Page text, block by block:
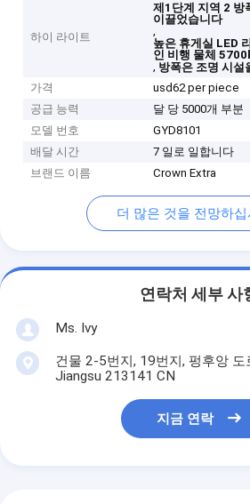
하이 라이트
제1단계 지역 2 방
이끌었습니다
,
높은 휴게실 LED
인 비행 물체
, 방폭은 조명 시설
가격
usd62 per piece
공급 능력
달 당 5000개 부분
모델 번호
GYD8101
배달 시간
7 일로 일합니다
브랜드 이름
Crown Extra
더 많은 것을 전망하십
연락처 세부 사
Ms. Ivy
건물 2-5번지, 19번지, 펑후앙 도
Jiangsu 213141 CN
지금 연락